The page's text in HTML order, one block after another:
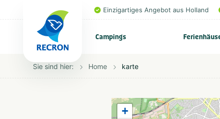
Einzigartiges Angebot aus Holland
Campings
Sie sind hier: Home karte
+